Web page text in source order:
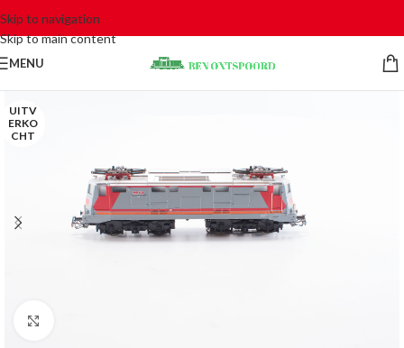
Skip to navigation
Skip to main content
MENU
UITV
ERKO
CHT